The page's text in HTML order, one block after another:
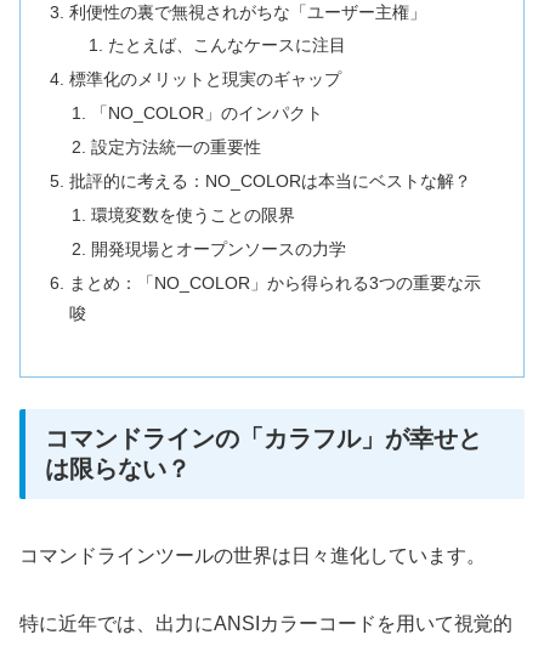
利便性の裏で無視されがちな「ユーザー主権」
たとえば、こんなケースに注目
標準化のメリットと現実のギャップ
「NO_COLOR」のインパクト
設定方法統一の重要性
批評的に考える：NO_COLORは本当にベストな解？
環境変数を使うことの限界
開発現場とオープンソースの力学
まとめ：「NO_COLOR」から得られる3つの重要な示
唆
コマンドラインの「カラフル」が幸せと
は限らない？
コマンドラインツールの世界は日々進化しています。
特に近年では、出力にANSIカラーコードを用いて視覚的